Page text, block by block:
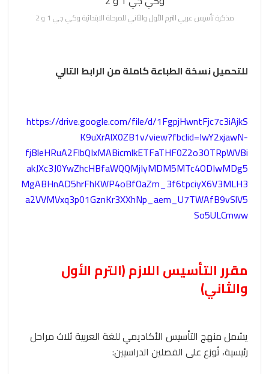
مذكرة تأسيس عربي الترم الأول والثاني للمرحلة الابتدائية وكي جي 1 و 2
للتحميل نسخة الطباعة كاملة من الرابط التالي
https://drive.google.com/file/d/1FgpjHwntFjc7c3iAjkS
K9uXrAlX0ZB1v/view?fbclid=IwY2xjawN-
fjBleHRuA2FlbQIxMABicmlkETFaTHF0Z2o3OTRpWVBi
akJXc3J0YwZhcHBfaWQQMjIyMDM5MTc4ODIwMDg5
MgABHnAD5hrFhKWP4oBfOaZm_3f6tpciyX6V3MLH3
a2VVMVxq3p01GznKr3XXhNp_aem_U7TWAfB9vSlV5
So5ULCmww
مقرر التأسيس اللازم (الترم الأول
والثاني)
يشمل منهج التأسيس الأكاديمي للغة العربية ثلاث مراحل
رئيسية، تُوزع على الفصلين الدراسيين: